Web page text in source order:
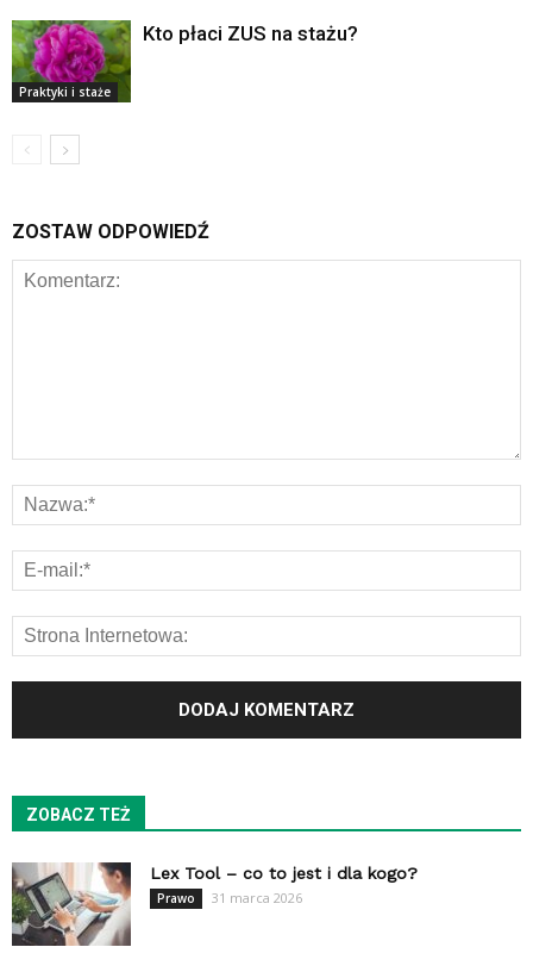
Praktyki i staże
Kto płaci ZUS na stażu?
ZOSTAW ODPOWIEDŹ
ZOBACZ TEŻ
Lex Tool – co to jest i dla kogo?
Prawo 31 marca 2026